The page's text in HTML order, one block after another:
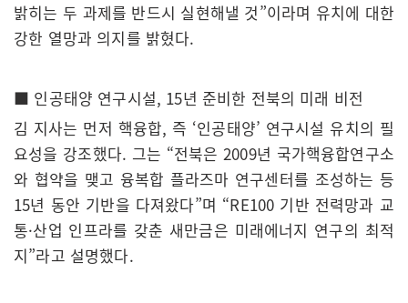
밝히는 두 과제를 반드시 실현해낼 것”이라며 유치에 대한
강한 열망과 의지를 밝혔다.
■ 인공태양 연구시설, 15년 준비한 전북의 미래 비전
김 지사는 먼저 핵융합, 즉 ‘인공태양’ 연구시설 유치의 필
요성을 강조했다. 그는 “전북은 2009년 국가핵융합연구소
와 협약을 맺고 융복합 플라즈마 연구센터를 조성하는 등
15년 동안 기반을 다져왔다”며 “RE100 기반 전력망과 교
통·산업 인프라를 갖춘 새만금은 미래에너지 연구의 최적
지”라고 설명했다.